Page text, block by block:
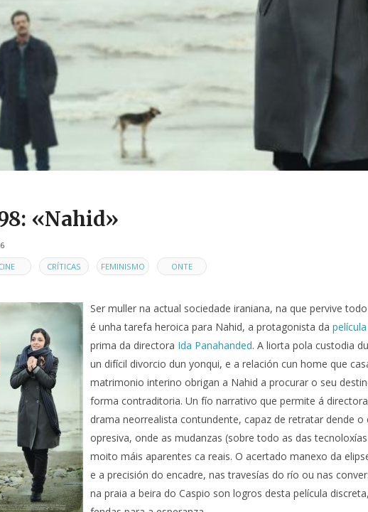
«Nahid»
CRÍTICAS FEMINISMO ONTE
Ser muller na actual sociedade iraniana, na que pervive
é unha tarefa heroica para Nahid, a protagonista da
prima da directora Ida Panahanded. A liorta pola custodia
un difícil divorcio dun yonqui, e a relación cun home que
matrimonio interino obrigan a Nahid a procurar o seu
forma contraditoria. Un fío narrativo que permite á
drama neorrealista contundente, capaz de retratar dende o
opresiva, onde as mudanzas (sobre todo as das
moito máis aparentes ca reais. O acertado manexo da
e a precisión do encadre, nas travesías do río ou nas
na praia a beira do Caspio son logros desta película